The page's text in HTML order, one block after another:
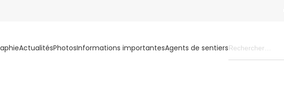
ActualitésPhotosInformations importantesAgents de sentiers